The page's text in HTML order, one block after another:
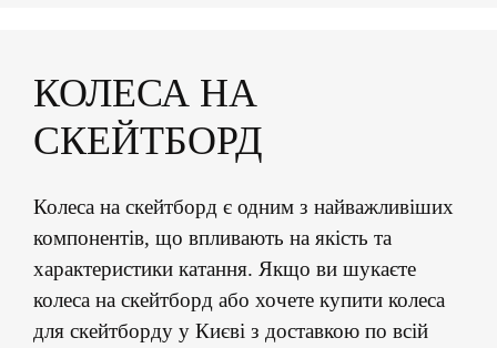
КОЛЕСА НА
СКЕЙТБОРД
Колеса на скейтборд є одним з найважливіших
компонентів, що впливають на якість та
характеристики катання. Якщо ви шукаєте
колеса на скейтборд або хочете купити колеса
для скейтборду у Києві з доставкою по всій